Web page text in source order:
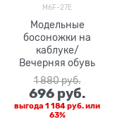
M6F-27E
Модельные
босоножки на
каблуке/
Вечерняя обувь
1 880 руб.
696 руб.
выгода 1 184 руб.или
63%